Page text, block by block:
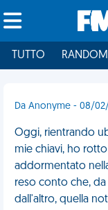
TUTTO RANDOM
Da Anonyme - 08/02/
Oggi, rientrando
mie chiavi, ho
addormentato
reso conto che, da
dall'altro, quella